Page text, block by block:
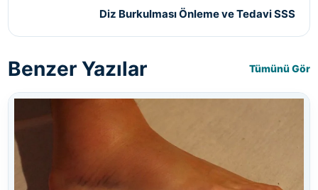
Diz Burkulması Önleme ve Tedavi SSS
Benzer Yazılar Tümünü Gör